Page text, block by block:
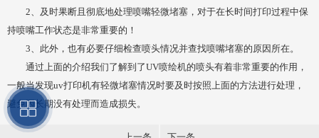
2、及时果断且彻底地处理喷嘴轻微堵塞，对于在长时间打印过程中保
持喷嘴工作状态是非常重要的！
3、此外，也有必要仔细检查喷头情况并查找喷嘴堵塞的原因所在。
通过上面的介绍我们了解到了UV喷绘机的喷头有着非常重要的作用，
一般当发现uv打印机有轻微堵塞情况时要及时按照上面的方法进行处理，
避免因长期没有处理而造成损失。